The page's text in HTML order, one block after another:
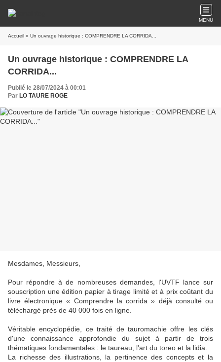
MENU
Accueil » Un ouvrage historique : COMPRENDRE LA CORRIDA...
Un ouvrage historique : COMPRENDRE LA
CORRIDA...
Publié le 28/07/2024 à 00:01
Par LO TAURE ROGE
Mesdames, Messieurs,
Pour répondre à de nombreuses demandes, l'UVTF lance sur
souscription une édition papier à tirage limité et à prix coûtant du
livre électronique « Comprendre la corrida » déjà consulté ou
téléchargé près de 40 000 fois en ligne.
Véritable encyclopédie, ce traité de tauromachie offre les clés
d'une connaissance approfondie du sujet à partir de trois
thématiques fondamentales : le taureau, l'art du toreo et la lidia.
La richesse des illustrations, la pertinence des concepts et la